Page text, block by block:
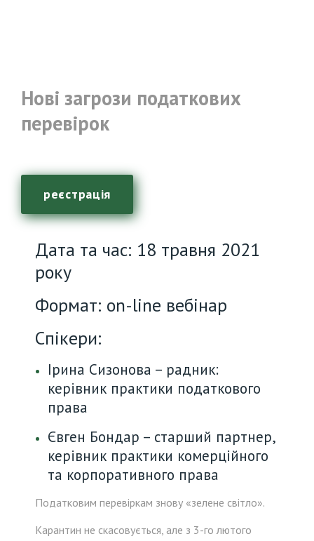
Нові загрози податкових
перевірок
реєстрація
Дата та час: 18 травня 2021
року
Формат: on-line вебінар
Спікери:
Ірина Сизонова – радник:
керівник практики податкового
права
Євген Бондар – старший партнер,
керівник практики комерційного
та корпоративного права
Податковим перевіркам знову «зелене світло».
Карантин не скасовується, але з 3-го лютого